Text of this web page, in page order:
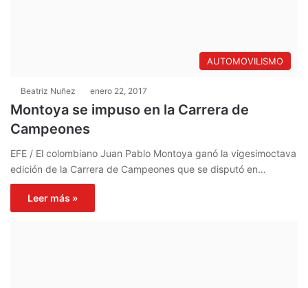
AUTOMOVILISMO
Beatriz Nuñez enero 22, 2017
Montoya se impuso en la Carrera de
Campeones
EFE / El colombiano Juan Pablo Montoya ganó la vigesimoctava
edición de la Carrera de Campeones que se disputó en…
Leer más »